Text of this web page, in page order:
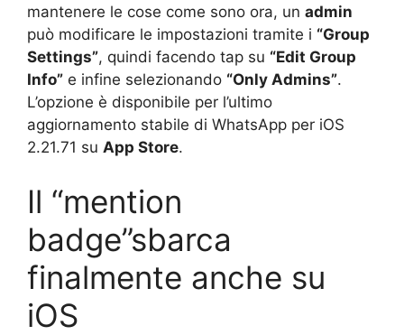
mantenere le cose come sono ora, un admin
può modificare le impostazioni tramite i “Group
Settings”, quindi facendo tap su “Edit Group
Info” e infine selezionando “Only Admins”.
L’opzione è disponibile per l’ultimo
aggiornamento stabile di WhatsApp per iOS
2.21.71 su App Store.
Il “mention
badge”sbarca
finalmente anche su
iOS